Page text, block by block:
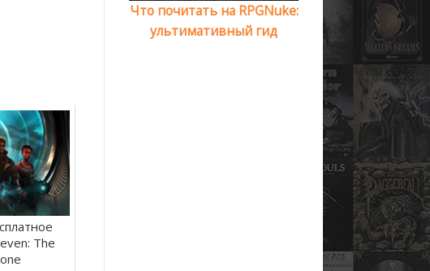
The
Что почитать на RPGNuke:
ультимативный гид